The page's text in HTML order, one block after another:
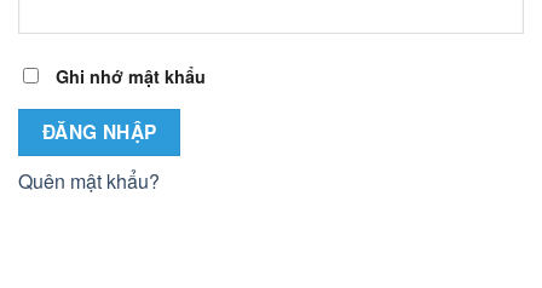
Ghi nhớ mật khẩu
ĐĂNG NHẬP
Quên mật khẩu?